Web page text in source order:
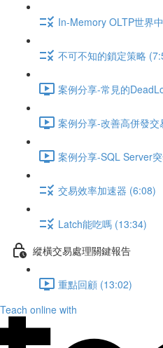
In-Memory OLTP世界
不可不知的鎖定策略
案例分享-常見的
案例分享-改善高併發
案例分享-SQL Server
交易效率加速器 (6:08)
Latch能吃嗎 (13:34)
縱橫交易處理關鍵報告
重點回顧 (13:02)
Teach online with